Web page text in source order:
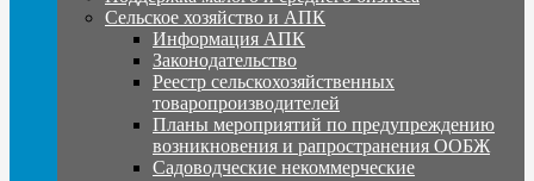
Сельское хозяйство и АПК
Информация АПК
Законодательство
Реестр сельскохозяйственных
товаропроизводителей
Планы мероприятий по предупреждению
возникновения и рапространения ООБЖ
Садоводческие некоммерческие